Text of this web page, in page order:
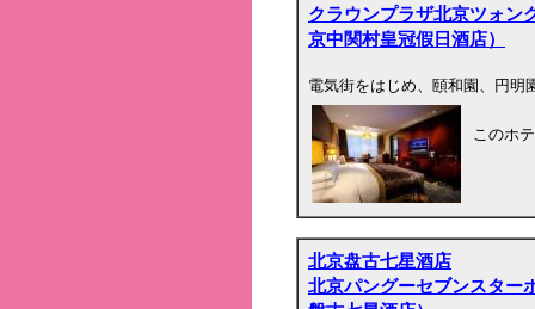
クラウンプラザ北京ツォン
京中関村皇冠假日酒店）
電気街をはじめ、頤和園、円明
このホ
北京盘古七星酒店
北京パングーセブンスター